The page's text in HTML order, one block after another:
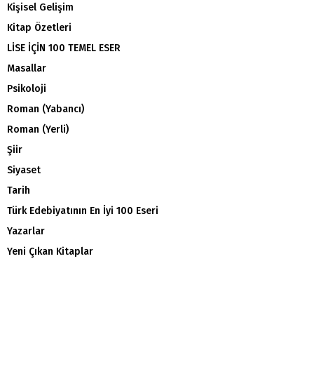
Kişisel Gelişim
Kitap Özetleri
LİSE İÇİN 100 TEMEL ESER
Masallar
Psikoloji
Roman (Yabancı)
Roman (Yerli)
Şiir
Siyaset
Tarih
Türk Edebiyatının En İyi 100 Eseri
Yazarlar
Yeni Çıkan Kitaplar